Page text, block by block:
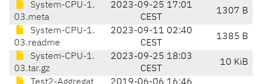
System-CPU-1.
03.meta
2023-09-25 17:01
CEST
1307 B
System-CPU-1.
03.readme
2023-09-11 02:40
CEST
1385 B
System-CPU-1.
03.tar.gz
2023-09-25 18:03
CEST
10 KiB